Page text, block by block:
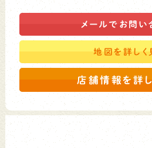
メールで お問い
地図を詳しく
店舗情報を詳し